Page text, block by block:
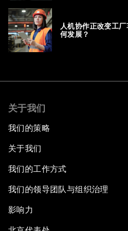
人机协作正改变工
何发展？
关于我们
我们的策略
关于我们
我们的工作方式
我们的领导团队与组织治理
影响力